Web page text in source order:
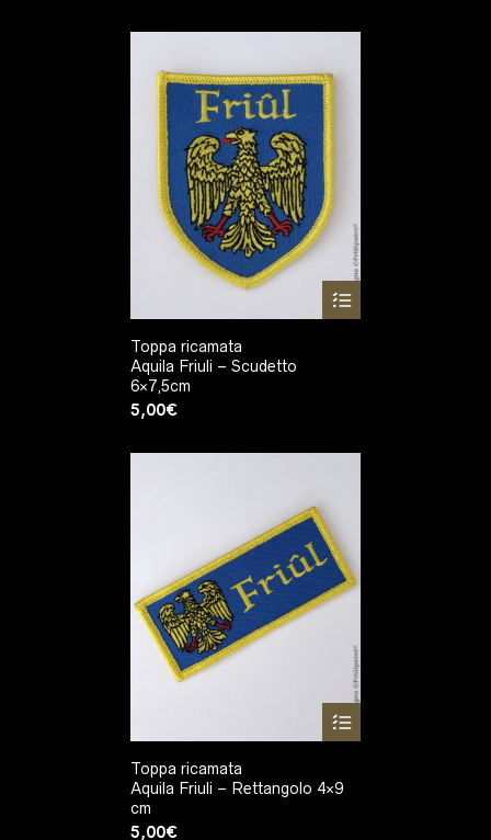
Toppa ricamata
Aquila Friuli – Scudetto
6×7,5cm
5,00€
Toppa ricamata
Aquila Friuli – Rettangolo 4×9
cm
5,00€